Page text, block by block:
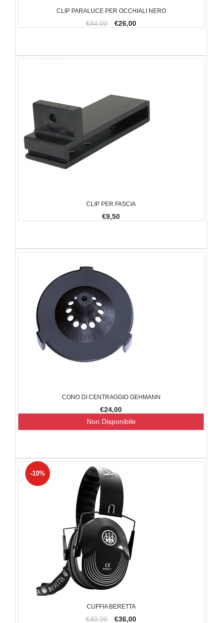
CLIP PARALUCE PER OCCHIALI NERO
€44,00 €26,00
CLIP PER FASCIA
€9,50
CONO DI CENTRAGGIO GEHMANN
€24,00
Non Disponibile
CUFFIA BERETTA
€40,00 €36,00
-10%